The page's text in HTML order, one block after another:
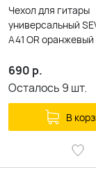
Чехол для гитары
универсальный
A41 OR оранжевый
690 р.
Осталось 9 шт.
В